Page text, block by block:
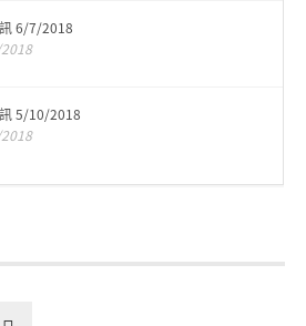
6/7/2018
5/10/2018